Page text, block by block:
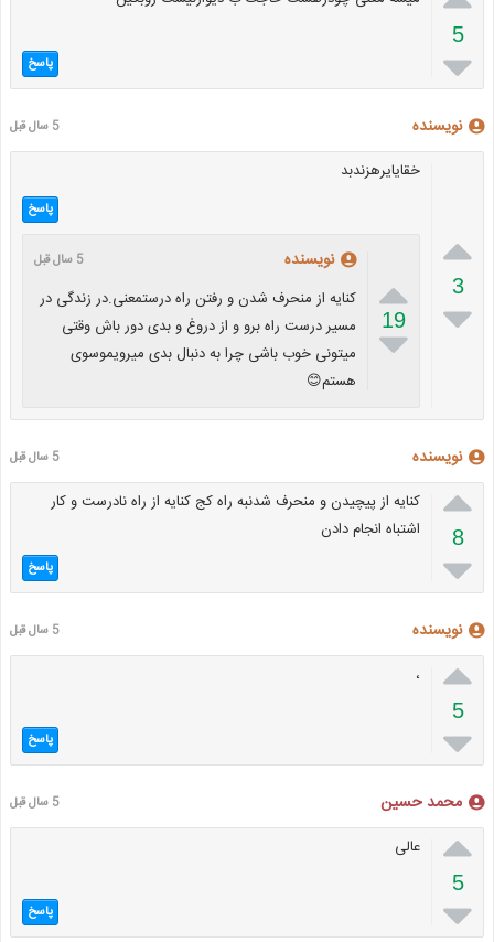
5
 پاسخ
نویسنده 5 سال قبل

3

خقایایرهزندبد
پاسخ

19

نویسنده 5 سال قبل
کنایه از منحرف شدن و رفتن راه درستمعنی.در زندگی در
مسیر درست راه برو و از دروغ و بدی دور باش وقتی
میتونی خوب باشی چرا به دنبال بدی میرویموسوی
هستم😊
نویسنده 5 سال قبل

8

کنایه از پیچیدن و منحرف شدنبه راه کج کنایه از راه نادرست و کار
اشتباه انجام دادن
پاسخ
نویسنده 5 سال قبل

5

،
پاسخ
محمد حسین 5 سال قبل

5

عالی
پاسخ